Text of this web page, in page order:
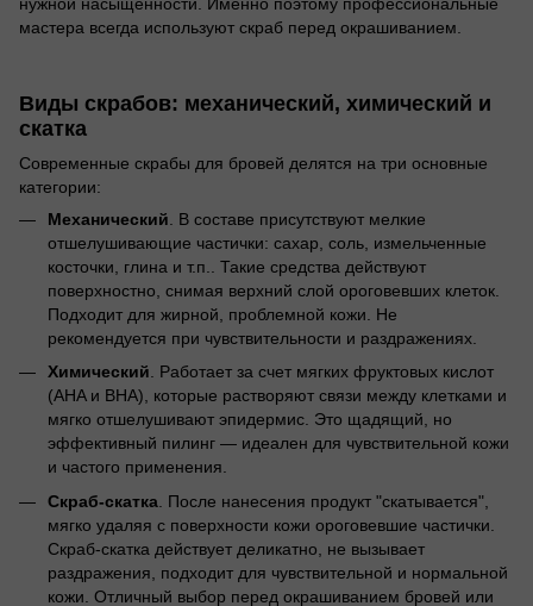
мастера всегда используют скраб перед окрашиванием.
Виды скрабов: механический, химический и
скатка
Современные скрабы для бровей делятся на три основные
категории:
Механический . В составе присутствуют мелкие
отшелушивающие частички: сахар, соль, измельченные
косточки, глина и т.п.. Такие средства действуют
поверхностно, снимая верхний слой ороговевших клеток.
Подходит для жирной, проблемной кожи. Не
рекомендуется при чувствительности и раздражениях.
Химический. Работает за счет мягких фруктовых кислот
(AHA и BHA), которые растворяют связи между клетками и
мягко отшелушивают эпидермис. Это щадящий, но
эффективный пилинг — идеален для чувствительной кожи
и частого применения.
Скраб-скатка . После нанесения продукт "скатывается",
мягко удаляя с поверхности кожи ороговевшие частички.
Скраб-скатка действует деликатно, не вызывает
раздражения, подходит для чувствительной и нормальной
кожи. Отличный выбор перед окрашиванием бровей или